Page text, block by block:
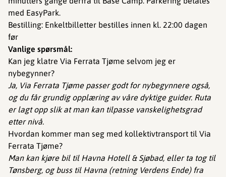
med EasyPark.
Bestilling: Enkeltbilletter bestilles innen kl. 22:00 dagen
før
Vanlige spørsmål:
Kan jeg klatre Via Ferrata Tjøme selvom jeg er
nybegynner?
Ja, Via Ferrata Tjøme passer godt for nybegynnere også,
og du får grundig opplæring av våre dyktige guider. Ruta
er lagt opp slik at man kan tilpasse vanskelighetsgrad
etter nivå.
Hvordan kommer man seg med kollektivtransport til Via
Ferrata Tjøme?
Man kan kjøre bil til Havna Hotell & Sjøbad, eller ta tog til
Tønsberg, og buss til Havna (retning Verdens Ende) fra